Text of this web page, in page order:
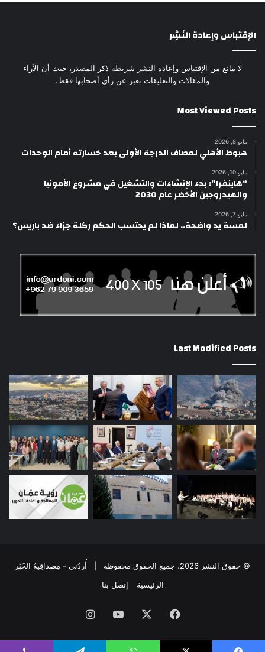
الإقتباس وإعادة النَشِر
لا مانع من الإقتباس وإعادة النشر شريطة ذكر المصدر، حيث أن الأراء
والمقالات والتعليقات تعبر عن رأي أصحابها فقط.
Most Viewed Posts
مايو 8, 2026
هبوط الأهلي لمصاف الدرجة الأولى بعد خسارته أمام الوحدات
مايو 10, 2026
“هاينفرا”: بدء الإنشاءات والتشغيل في مشروع الأمونيا
والهيدروجين الأخضر عام 2030
مايو 7, 2026
لمسة يد واضحة.. لماذا لم يحتسب الحكم ركلة جزاء ضد باريس؟
Last Modified Posts
© حقوق النشر 2026، جميع الحقوق محفوظة | أُردُني - مِصداقِيةُ الخَبَر
الرئيسية
إتصل بنا
فيسبوك ‫YouTube